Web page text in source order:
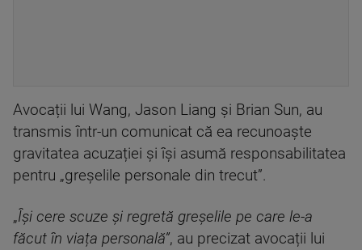
Avocații lui Wang, Jason Liang și Brian Sun, au
transmis într-un comunicat că ea recunoaște
gravitatea acuzației și își asumă responsabilitatea
pentru „greșelile personale din trecut”.
„Își cere scuze și regretă greșelile pe care le-a
făcut în viața personală”, au precizat avocații lui